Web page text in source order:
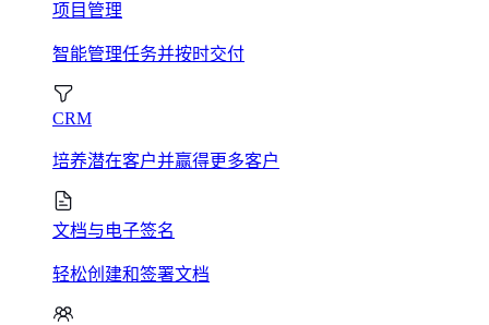
项目管理
智能管理任务并按时交付
CRM
培养潜在客户并赢得更多客户
文档与电子签名
轻松创建和签署文档